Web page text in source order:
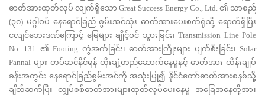
ဓာတ်အားထုတ်လုပ် လျက်ရှိသော Great Success Energy Co., Ltd. ၏ သာစည်
(၃၀) မဂ္ဂါဝပ် နေရောင်ခြည် စွမ်းအင်သုံး ဓာတ်အားပေးစက်ရုံသို့ ရောက်ရှိပြီး
ငလျင်ဘေးဒဏ်ကြောင့် မြေများ ချိုင့်ဝင် သွားခြင်း၊ Transmission Line Pole
No. 131 ၏ Footing ကွဲအက်ခြင်း၊ ဓာတ်အားကြိုးများ ပျက်စီးခြင်း၊ Solar
Pannal များ တပ်ဆင်နိုင်ရန် တိုးချဲ့တည်ဆောက်နေမှုနှင့် ဓာတ်အား ထိန်းချုပ်
ခန်းအတွင်း နေရောင်ခြည်စွမ်းအင်ကို အသုံးပြု၍ နိုင်ငံတော်ဓာတ်အားစနစ်သို့
ချိတ်ဆက်ပြီး လျှပ်စစ်ဓာတ်အားများထုတ်လုပ်ပေးနေမှု အခြေအနေတို့အား